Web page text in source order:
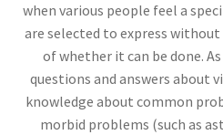
アルキメ
【兵器を発案し円
学的考察）し
when various people feel a
are selected to express
of whether it can be done.
questions and answers about
knowledge about common
morbid problems (such as